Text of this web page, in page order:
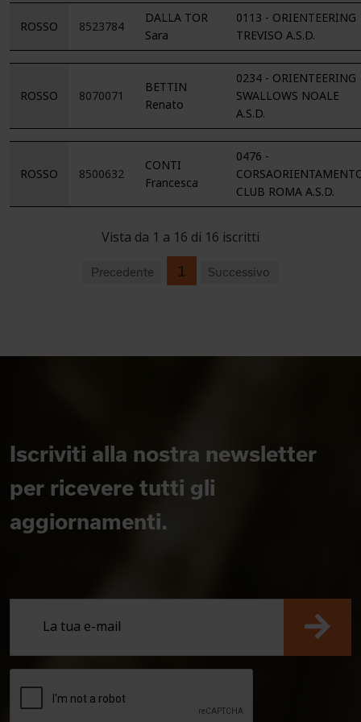
ROSSO 8523784
DALLA TOR
Sara
0113 - ORIENTEERING
TREVISO A.S.D.
ROSSO 8070071
BETTIN
Renato
0234 - ORIENTEERING
SWALLOWS NOALE
A.S.D.
ROSSO 8500632
CONTI
Francesca
0476 -
CLUB ROMA A.S.D.
Vista da 1 a 16 di 16 iscritti
Precedente 1 Successivo
Iscriviti alla nostra newsletter
per ricevere tutti gli
aggiornamenti.